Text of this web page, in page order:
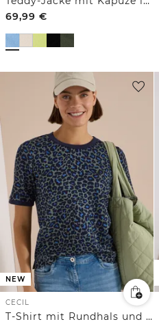
69,99 €
NEW
CECIL
T-Shirt mit Rundhals und Leo-Muster